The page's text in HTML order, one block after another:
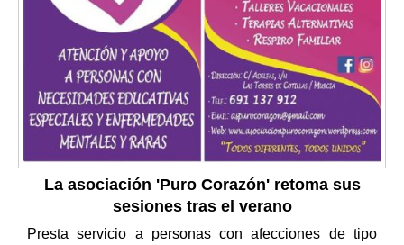
La asociación 'Puro Corazón' retoma sus
sesiones tras el verano
Presta servicio a personas con afecciones de tipo